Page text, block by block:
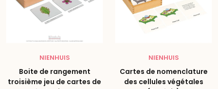
NIENHUIS
Boite de rangement
troisième jeu de cartes de
NIENHUIS
Cartes de nomenclature
des cellules végétales